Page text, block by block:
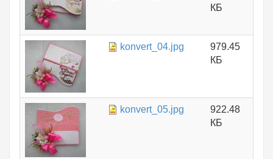
КБ
konvert_04.jpg
979.45
КБ
konvert_05.jpg
922.48
КБ